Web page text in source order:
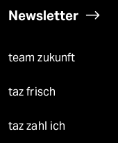
Newsletter
team zukunft
taz frisch
taz zahl ich